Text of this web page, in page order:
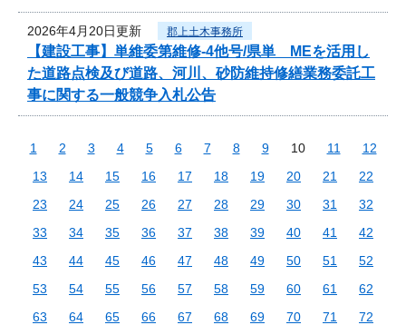
2026年4月20日更新 郡上土木事務所
【建設工事】単維委第維修‐4他号/県単 MEを活用し
た道路点検及び道路、河川、砂防維持修繕業務委託工
事に関する一般競争入札公告
1 2 3 4 5 6 7 8 9 10 11
12
13
14 15 16 17 18 19 20 21
22
23
24 25 26 27 28 29 30 31
32
33
34 35 36 37 38 39 40 41
42
43
44 45 46 47 48 49 50 51
52
53
54 55 56 57 58 59 60 61
62
63
64 65 66 67 68 69 70 71
72